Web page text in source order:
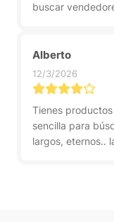
buscar
Alberto
12/3/2026
Tienes
sencilla para
largos, eternos..